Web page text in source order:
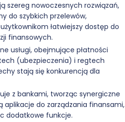
szereg nowoczesnych rozwiązań,
do szybkich przelewów,
łatwiejszy dostęp do
finansowych.
usługi, obejmujące płatności
(ubezpieczenia) i regtech
stają się konkurencją dla
z bankami, tworząc synergiczne
aplikacje do zarządzania finansami,
dodatkowe funkcje.